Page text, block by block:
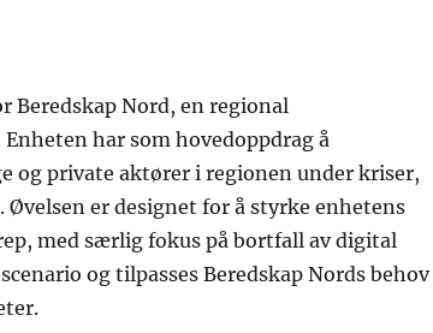
Beredskap Nord, en regional
har som hovedoppdrag å
og private aktører i regionen under kriser,
er designet for å styrke enhetens
med særlig fokus på bortfall av digital
og tilpasses Beredskap Nords behov